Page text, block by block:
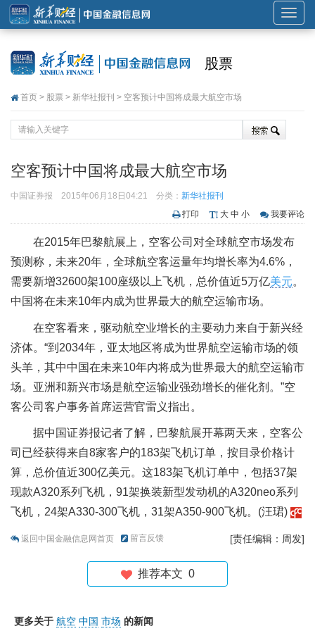
展
开
股票
首页 > 股票 > 新华社报刊 > 空客预计中国将成最大航空市场
空客预计中国将成最大航空市场
中国证券报 2015年06月18日04:21 分类： 新华社报刊
打印
大 中 小 我要评论
在2015年巴黎航展上，空客公司对全球航空市场发布
预测称，未来20年，全球航空客运量年均增长率为4.6%，
需要新增32600架100座级以上飞机，总价值近5万亿美元。
中国将在未来10年内成为世界最大的航空运输市场。
在空客看来，驱动航空业增长的主要动力来自于新兴经
济体。“到2034年，亚太地区将成为世界航空运输市场的领
头羊，其中中国在未来10年内将成为世界最大的航空运输市
场。亚洲和新兴市场是航空运输业强劲增长的催化剂。”空
客公司客户事务首席运营官雷义指出。
据中国证券报记者了解，巴黎航展开幕两天来，空客公
司已经获得来自8家客户的183架飞机订单，按目录价格计
算，总价值近300亿美元。这183架飞机订单中，包括37架
现款A320系列飞机，91架换装新型发动机的A320neo系列
飞机，24架A330-300飞机，31架A350-900飞机。(汪珺)
返回中国金融信息网首页 留言反馈 [责任编辑：周发]
推荐本文 0
更多关于 航空 中国 市场 的新闻